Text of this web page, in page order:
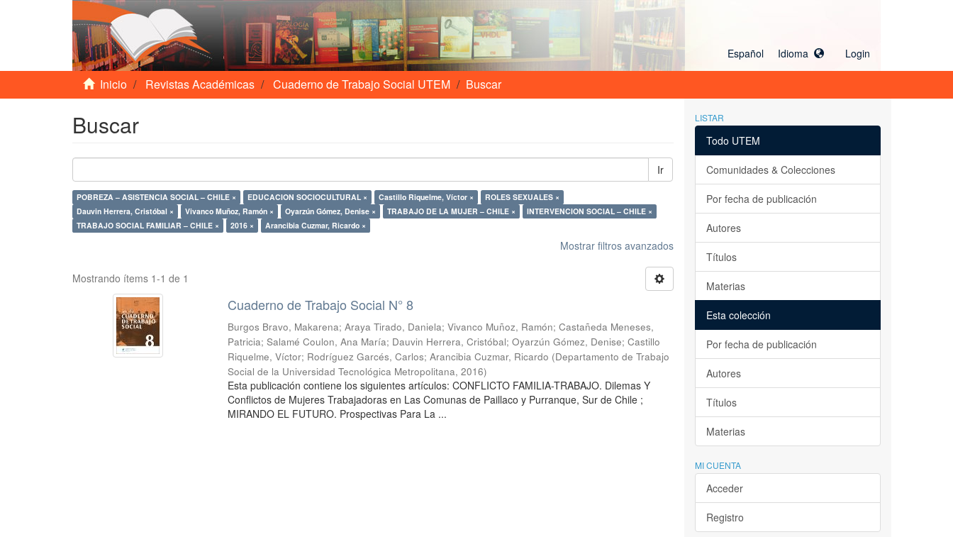
Español Idioma Login
Inicio Revistas Académicas Cuaderno de Trabajo Social UTEM Buscar
Buscar
Ir
POBREZA – ASISTENCIA SOCIAL – CHILE × EDUCACION SOCIOCULTURAL × Castillo Riquelme, Víctor ×
ROLES SEXUALES ×
Dauvin Herrera, Cristóbal ×
Vivanco Muñoz, Ramón × Oyarzún Gómez, Denise × TRABAJO DE LA MUJER – CHILE ×
INTERVENCION SOCIAL – CHILE ×
TRABAJO SOCIAL FAMILIAR – CHILE ×
2016 × Arancibia Cuzmar, Ricardo ×
Mostrar filtros avanzados
Mostrando ítems 1-1 de 1
Cuaderno de Trabajo Social N° 8
Burgos Bravo, Makarena;Araya Tirado, Daniela;Vivanco Muñoz, Ramón;Castañeda Meneses,
Patricia;Salamé Coulon, Ana María; Dauvin Herrera, Cristóbal;Oyarzún Gómez, Denise;Castillo
Riquelme, Víctor; Rodríguez Garcés, Carlos;Arancibia Cuzmar, Ricardo (Departamento de Trabajo
Social de la Universidad Tecnológica Metropolitana,2016)
Esta publicación contiene los siguientes artículos: CONFLICTO FAMILIA-TRABAJO. Dilemas Y
Conflictos de Mujeres Trabajadoras en Las Comunas de Paillaco y Purranque, Sur de Chile ;
MIRANDO EL FUTURO. Prospectivas Para La ...
LISTAR
Todo UTEM
Comunidades & Colecciones
Por fecha de publicación
Autores
Títulos
Materias
Esta colección
Por fecha de publicación
Autores
Títulos
Materias
MI CUENTA
Acceder
Registro